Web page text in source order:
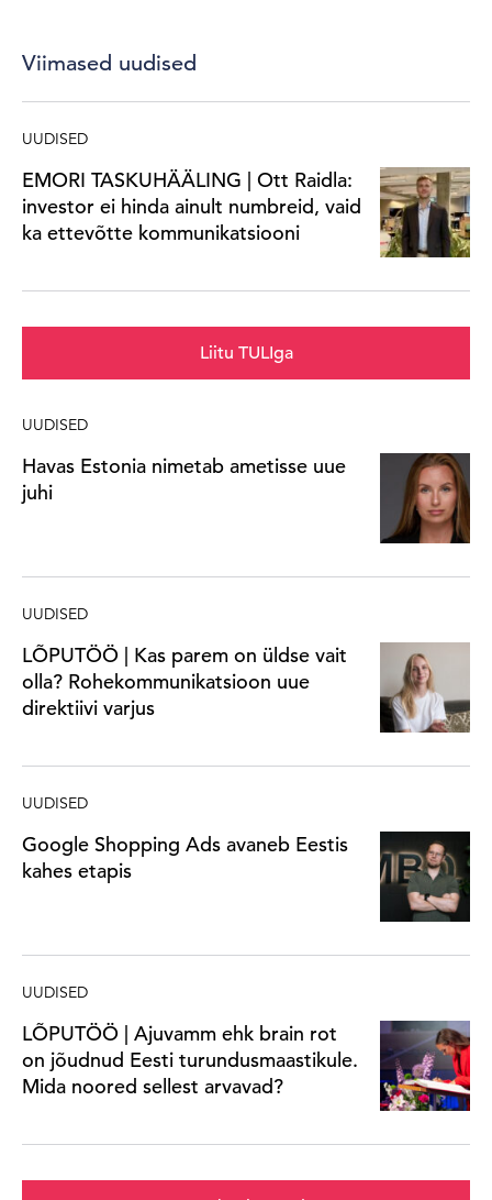
Viimased uudised
UUDISED
EMORI TASKUHÄÄLING | Ott Raidla:
investor ei hinda ainult numbreid, vaid
ka ettevõtte kommunikatsiooni
Liitu TULIga
UUDISED
Havas Estonia nimetab ametisse uue
juhi
UUDISED
LÕPUTÖÖ | Kas parem on üldse vait
olla? Rohekommunikatsioon uue
direktiivi varjus
UUDISED
Google Shopping Ads avaneb Eestis
kahes etapis
UUDISED
LÕPUTÖÖ | Ajuvamm ehk brain rot
on jõudnud Eesti turundusmaastikule.
Mida noored sellest arvavad?